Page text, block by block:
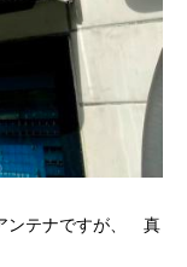
ンテナですが、 真